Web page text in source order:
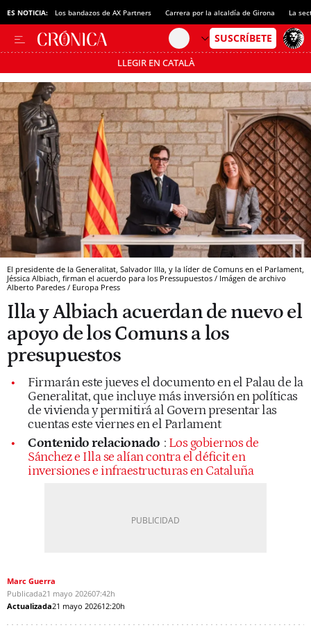
ES NOTICIA: Los bandazos de AX Partners Carrera por la alcaldía de Girona La
LLEGIR EN CATALÀ
Pásate al MODO AHORRO
El presidente de la Generalitat, Salvador Illa, y la líder de Comuns en el Parlament,
Jéssica Albiach, firman el acuerdo para los Pressupuestos / Imágen de archivo
Alberto Paredes / Europa Press
Illa y Albiach acuerdan de nuevo el
apoyo de los Comuns a los
presupuestos
Firmarán este jueves el documento en el Palau de la
Generalitat, que incluye más inversión en políticas
de vivienda y permitirá al Govern presentar las
cuentas este viernes en el Parlament
Contenido relacionado : Los gobiernos de
Sánchez e Illa se alían contra el déficit en
inversiones e infraestructuras en Cataluña
Marc Guerra
Publicada21 mayo 202607:42h
Actualizada21 mayo 202612:20h